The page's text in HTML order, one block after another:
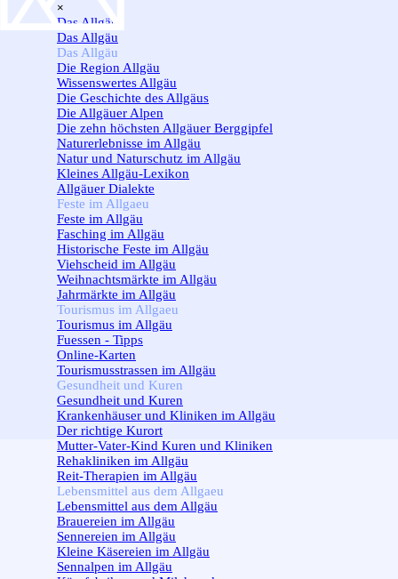
×
Das Allgäu
Das Allgäu
Das Allgäu
Die Region Allgäu
Wissenswertes Allgäu
Die Geschichte des Allgäus
Die Allgäuer Alpen
Die zehn höchsten Allgäuer Berggipfel
Naturerlebnisse im Allgäu
Natur und Naturschutz im Allgäu
Kleines Allgäu-Lexikon
Allgäuer Dialekte
Feste im Allgaeu
Feste im Allgäu
Fasching im Allgäu
Historische Feste im Allgäu
Viehscheid im Allgäu
Weihnachtsmärkte im Allgäu
Jahrmärkte im Allgäu
Tourismus im Allgaeu
Tourismus im Allgäu
Fuessen - Tipps
Online-Karten
Tourismusstrassen im Allgäu
Gesundheit und Kuren
Gesundheit und Kuren
Krankenhäuser und Kliniken im Allgäu
Der richtige Kurort
Mutter-Vater-Kind Kuren und Kliniken
Rehakliniken im Allgäu
Reit-Therapien im Allgäu
Lebensmittel aus dem Allgaeu
Lebensmittel aus dem Allgäu
Brauereien im Allgäu
Sennereien im Allgäu
Kleine Käsereien im Allgäu
Sennalpen im Allgäu